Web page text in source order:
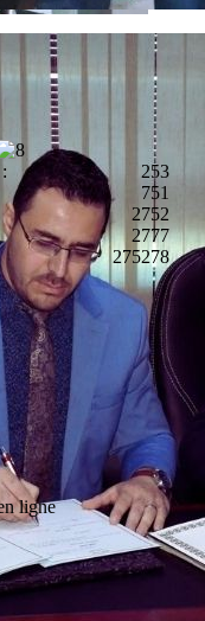
253
751
2752
2777
275278
ligne